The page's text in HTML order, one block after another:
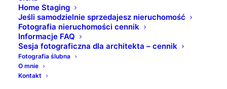
Home Staging
Jeśli samodzielnie sprzedajesz nieruchomość
Fotografia nieruchomości cennik
Informacje FAQ
Sesja fotograficzna dla architekta – cennik
Fotografia ślubna
O mnie
Kontakt
weselny | Fotografia
ślubna Bydgoszcz
6 LIPCA 2017